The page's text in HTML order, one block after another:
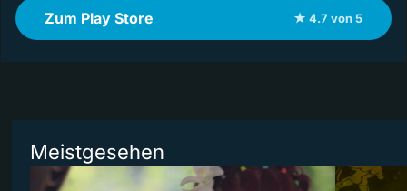
Zum Play Store ★ 4.7 von 5
Meistgesehen